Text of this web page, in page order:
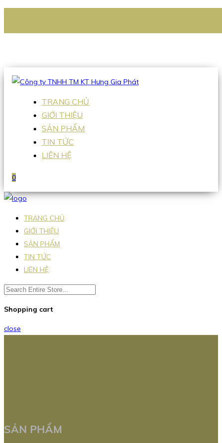
Hotline:0938 336 079
TRANG CHỦ
GIỚI THIỆU
SẢN PHẨM
TIN TỨC
LIÊN HỆ
0
TRANG CHỦ
GIỚI THIỆU
SẢN PHẨM
TIN TỨC
LIÊN HỆ
Shopping cart
close
SẢN PHẨM